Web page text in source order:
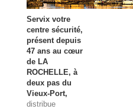
Servix votre
centre sécurité,
présent depuis
47 ans au cœur
de LA
ROCHELLE, à
deux pas du
Vieux-Port,
distribue